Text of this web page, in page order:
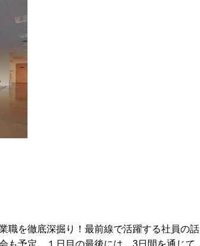
職を徹底深掘り！最前線で活躍する社員の話
も予定。１日目の最後には、3日間を通じて